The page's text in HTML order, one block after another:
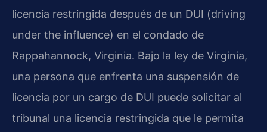
licencia restringida después de un DUI (driving
under the influence) en el condado de
Rappahannock, Virginia. Bajo la ley de Virginia,
una persona que enfrenta una suspensión de
licencia por un cargo de DUI puede solicitar al
tribunal una licencia restringida que le permita